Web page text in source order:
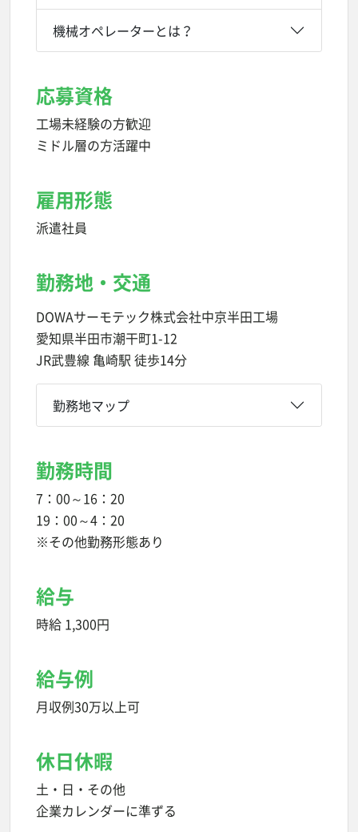
機械オペレーターとは？
応募資格
工場未経験の方歓迎
ミドル層の方活躍中
雇用形態
派遣社員
勤務地・交通
DOWAサーモテック株式会社中京半田工場
愛知県半田市潮干町1-12
JR武豊線 亀崎駅 徒歩14分
勤務地マップ
勤務時間
7：00～16：20
19：00～4：20
※その他勤務形態あり
給与
時給 1,300円
給与例
月収例30万以上可
休日休暇
土・日・その他
企業カレンダーに準ずる